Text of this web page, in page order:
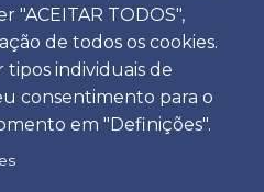
"ACEITAR TODOS",
de todos os cookies.
tipos individuais de
consentimento para o
em "Definições".